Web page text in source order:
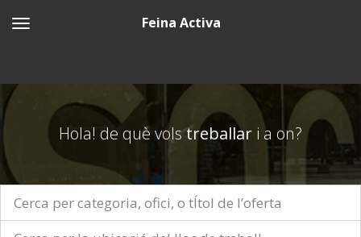
Feina Activa
Hola! de què volstreballar i a on?